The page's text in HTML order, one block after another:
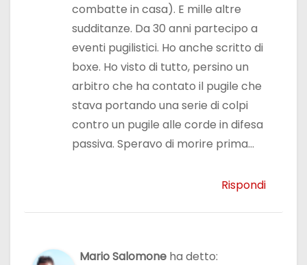
combatte in casa). E mille altre
sudditanze. Da 30 anni partecipo a
eventi pugilistici. Ho anche scritto di
boxe. Ho visto di tutto, persino un
arbitro che ha contato il pugile che
stava portando una serie di colpi
contro un pugile alle corde in difesa
passiva. Speravo di morire prima…
Rispondi
Mario Salomone ha detto: